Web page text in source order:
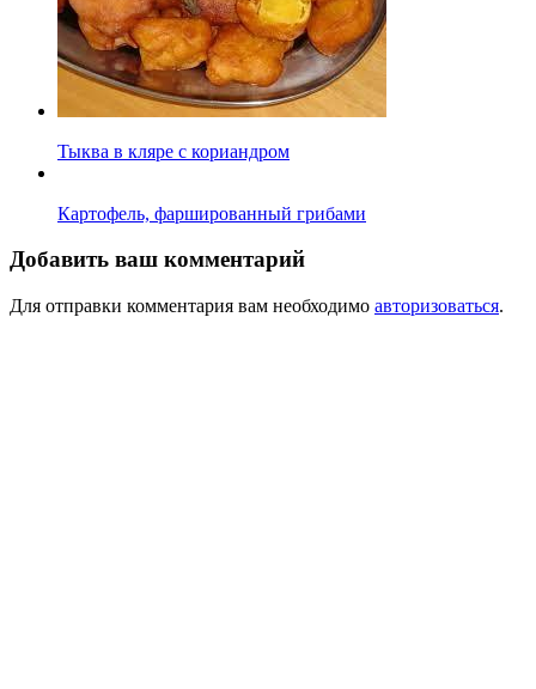
Тыква в кляре с кориандром
Картофель, фаршированный грибами
Добавить ваш комментарий
Для отправки комментария вам необходимо авторизоваться.